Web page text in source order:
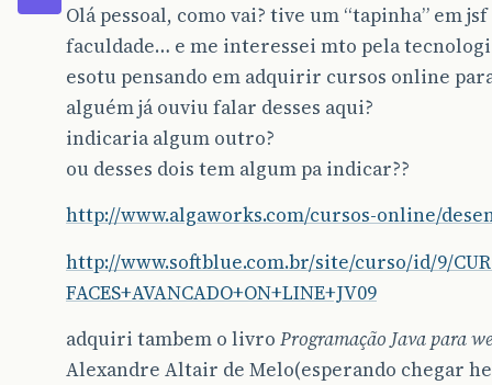
Olá pessoal, como vai? tive um “tapinha” em
faculdade… e me interessei mto pela
esotu pensando em adquirir cursos online
alguém já ouviu falar desses aqui?
indicaria algum outro?
ou desses dois tem algum pa indicar??
http://www.algaworks.com/cursos-online/
http://www.softblue.com.br/site/curso/id/9/
FACES+AVANCADO+ON+LINE+JV09
adquiri tambem o livro Programação Java para
Alexandre Altair de Melo(esperando chegar